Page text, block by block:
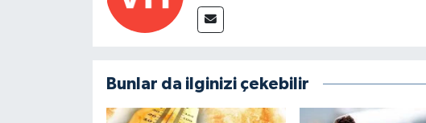
Bunlar da ilginizi çekebilir